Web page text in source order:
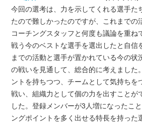
今回の選考は、力を示してくれる選手た
たので難しかったのですが、これまでの
コーチングスタッフと何度も議論を重ね
戦う今のベストな選手を選出したと自信
までの活動と選手が置かれている今の状
の戦いを見通して、総合的に考えました
ントを持ちつつ、チームとして気持ちを
戦い、組織力として個の力を出すことが
した。登録メンバーが3人増になったこ
ングポイントを多く出せる特長を持った